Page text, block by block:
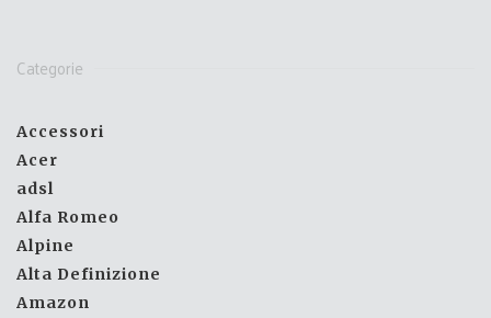
Categorie
Accessori
Acer
adsl
Alfa Romeo
Alpine
Alta Definizione
Amazon